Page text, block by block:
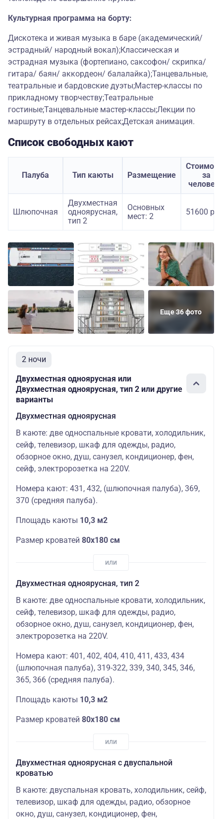
Культурная программа на борту:
Дискотека и живая музыка в баре (академический/
эстрадный/ народный вокал);Классическая и
эстрадная музыка (фортепиано, саксофон/ скрипка/
гитара/ баян/ аккордеон/ балалайка);Танцевальные,
театральные и бардовские дуэты;Мастер-классы по
прикладному творчеству;Театральные
гостиные;Танцевальные мастер-классы;Лекции по
маршруту в отдельных рейсах;Детская анимация.
Список свободных кают
Палуба Тип каюты Размещение
за
Шлюпочная
Двухместная
одноярусная,
тип 2
Основных
мест: 2
51600
Еще 36 фото
2 ночи
Двухместная одноярусная или
Двухместная одноярусная, тип 2 или другие
варианты
Двухместная одноярусная
В каюте: две односпальные кровати, холодильник,
сейф, телевизор, шкаф для одежды, радио,
обзорное окно, душ, санузел, кондиционер, фен,
сейф, электророзетка на 220V.
Номера кают: 431, 432, (шлюпочная палуба), 369,
370 (средняя палуба).
Площадь каюты 10,3 м2
Размер кроватей 80х180 см
Двухместная одноярусная, тип 2
В каюте: две односпальные кровати, холодильник,
сейф, телевизор, шкаф для одежды, радио,
обзорное окно, душ, санузел, кондиционер, фен,
электророзетка на 220V.
Номера кают: 401, 402, 404, 410, 411, 433, 434
(шлюпочная палуба), 319-322, 339, 340, 345, 346,
365, 366 (средняя палуба).
Площадь каюты 10,3 м2
Размер кроватей 80х180 см
Двухместная одноярусная с двуспальной
кроватью
В каюте: двуспальная кровать, холодильник, сейф,
телевизор, шкаф для одежды, радио, обзорное
окно, душ, санузел, кондиционер, фен,